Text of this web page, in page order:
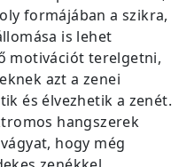
formájában a szikra,
is lehet
motivációt terelgetni,
azt a zenei
és élvezhetik a zenét.
hangszerek
hogy még